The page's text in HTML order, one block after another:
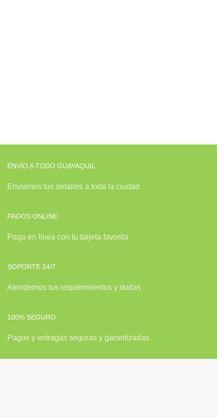
ENVÍO A TODO GUAYAQUIL
Enviamos tus detalles a toda la ciudad
PAGOS ONLINE
Paga en línea con tu tarjeta favorita
SOPORTE 24/7
Atendemos tus requerimientos y dudas
100% SEGURO
Pagos y entragas seguras y garantizadas